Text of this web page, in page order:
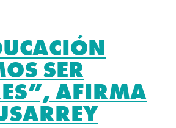
SER
AFIRMA